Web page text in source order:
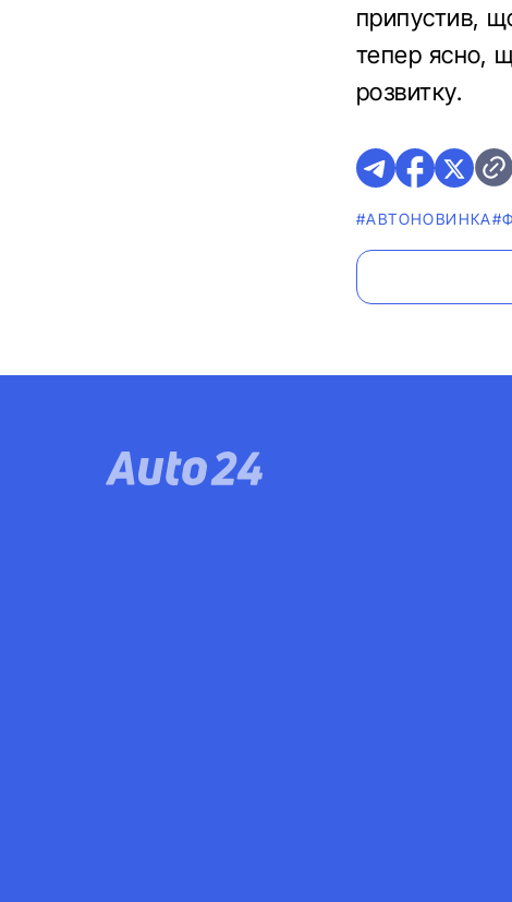
припустив,
тепер ясно,
розвитку.
#АВТОНОВИНКА